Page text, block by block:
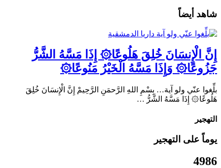
شاهد أيضاً
إِنَّ الْإِنسَانَ خُلِقَ هَلُوعًا۞ إِذَا مَسَّهُ الشَّرُّ
جَزُوعًا۞ وَإِذَا مَسَّهُ الْخَيْرُ مَنُوعًا۞
بلِّغوا عنّي ولو آية… بِسْمِ اللهِ الرَّحمَنِ الرَّحِيمْ إِنَّ الْإِنسَانَ خُلِقَ
هَلُوعًا۞ إِذَا مَسَّهُ الشَّرُّ …
التهجير
يوماً على التهجير
4986